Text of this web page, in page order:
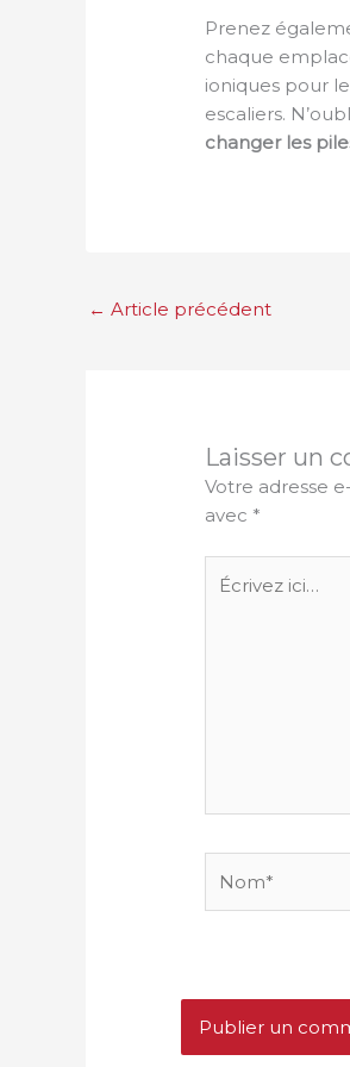
Prenez
chaque
ioniques pour
escaliers.
changer les
← Article précédent
Laisser un
Votre adresse
avec *
ici…